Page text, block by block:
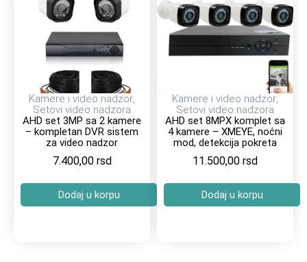
Kamere i video nadzor,
Setovi video nadzora
AHD set 3MP sa 2 kamere
– kompletan DVR sistem
za video nadzor
7.400,00 rsd
Dodaj u korpu
Kamere i video nadzor,
Setovi video nadzora
AHD set 8MPX komplet sa
4 kamere – XMEYE, noćni
mod, detekcija pokreta
11.500,00 rsd
Dodaj u korpu